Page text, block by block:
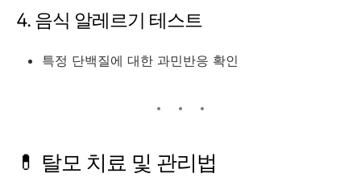
4. 음식 알레르기 테스트
특정 단백질에 대한 과민반응 확인
💊 탈모 치료 및 관리법